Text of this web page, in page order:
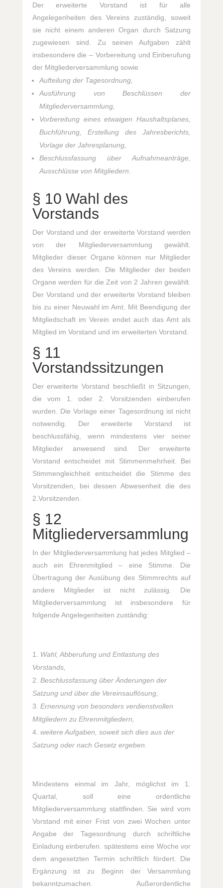
Der erweiterte Vorstand ist für alle
Angelegenheiten des Vereins zuständig, soweit
sie nicht einem anderen Organ durch Satzung
zugewiesen sind. Zu seinen Aufgaben zählt
insbesondere die – Vorbereitung und Einberufung
der Mitgliederversammlung sowie
Aufteilung der Tagesordnung,
Ausführung von Beschlüssen der
Mitgliederversammlung,
Vorbereitung eines etwaigen Haushaltsplanes,
Buchführung, Erstellung des Jahresberichts,
Vorlage der Jahresplanung,
Beschlussfassung über Aufnahmeanträge,
Ausschlüsse von Mitgliedern.
§ 10 Wahl des
Vorstands
Der Vorstand und der erweiterte Vorstand werden
von der Mitgliederversammlung gewählt.
Mitglieder dieser Organe können nur Mitglieder
des Vereins werden. Die Mitglieder der beiden
Organe werden für die Zeit von 2 Jahren gewählt.
Der Vorstand und der erweiterte Vorstand bleiben
bis zu einer Neuwahl im Amt. Mit Beendigung der
Mitgliedschaft im Verein endet auch das Amt als
Mitglied im Vorstand und im erweiterten Vorstand.
§ 11
Vorstandssitzungen
Der erweiterte Vorstand beschließt in Sitzungen,
die vom 1. oder 2. Vorsitzenden einberufen
wurden. Die Vorlage einer Tagesordnung ist nicht
notwendig. Der erweiterte Vorstand ist
beschlussfähig, wenn mindestens vier seiner
Mitglieder anwesend sind. Der erweiterte
Vorstand entscheidet mit Stimmenmehrheit. Bei
Stimmengleichheit entscheidet die Stimme des
Vorsitzenden, bei dessen Abwesenheit die des
2.Vorsitzenden.
§ 12
Mitgliederversammlung
In der Mitgliederversammlung hat jedes Mitglied –
auch ein Ehrenmitglied – eine Stimme. Die
Übertragung der Ausübung des Stimmrechts auf
andere Mitglieder ist nicht zulässig. Die
Mitgliederversammlung ist insbesondere für
folgende Angelegenheiten zuständig:
Wahl, Abberufung und Entlastung des
Vorstands,
Beschlussfassung über Änderungen der
Satzung und über die Vereinsauflösung,
Ernennung von besonders verdienstvollen
Mitgliedern zu Ehrenmitgliedern,
weitere Aufgaben, soweit sich dies aus der
Satzung oder nach Gesetz ergeben.
Mindestens einmal im Jahr, möglichst im 1.
Quartal, soll eine ordentliche
Mitgliederversammlung stattfinden. Sie wird vom
Vorstand mit einer Frist von zwei Wochen unter
Angabe der Tagesordnung durch schriftliche
Einladung einberufen. spätestens eine Woche vor
dem angesetzten Termin schriftlich fördert. Die
Ergänzung ist zu Beginn der Versammlung
bekanntzumachen. Außerordentliche